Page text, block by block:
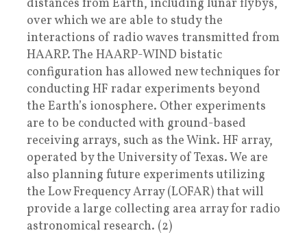
distances from Earth, including lunar flybys,
over which we are able to study the
interactions of radio waves transmitted from
HAARP. The HAARP-WIND bistatic
configuration has allowed new techniques for
conducting HF radar experiments beyond
the Earth’s ionosphere. Other experiments
are to be conducted with ground-based
receiving arrays, such as the Wink. HF array,
operated by the University of Texas. We are
also planning future experiments utilizing
the Low Frequency Array (LOFAR) that will
provide a large collecting area array for radio
astronomical research. (2)